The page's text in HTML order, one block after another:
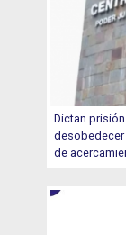
Dictan
de